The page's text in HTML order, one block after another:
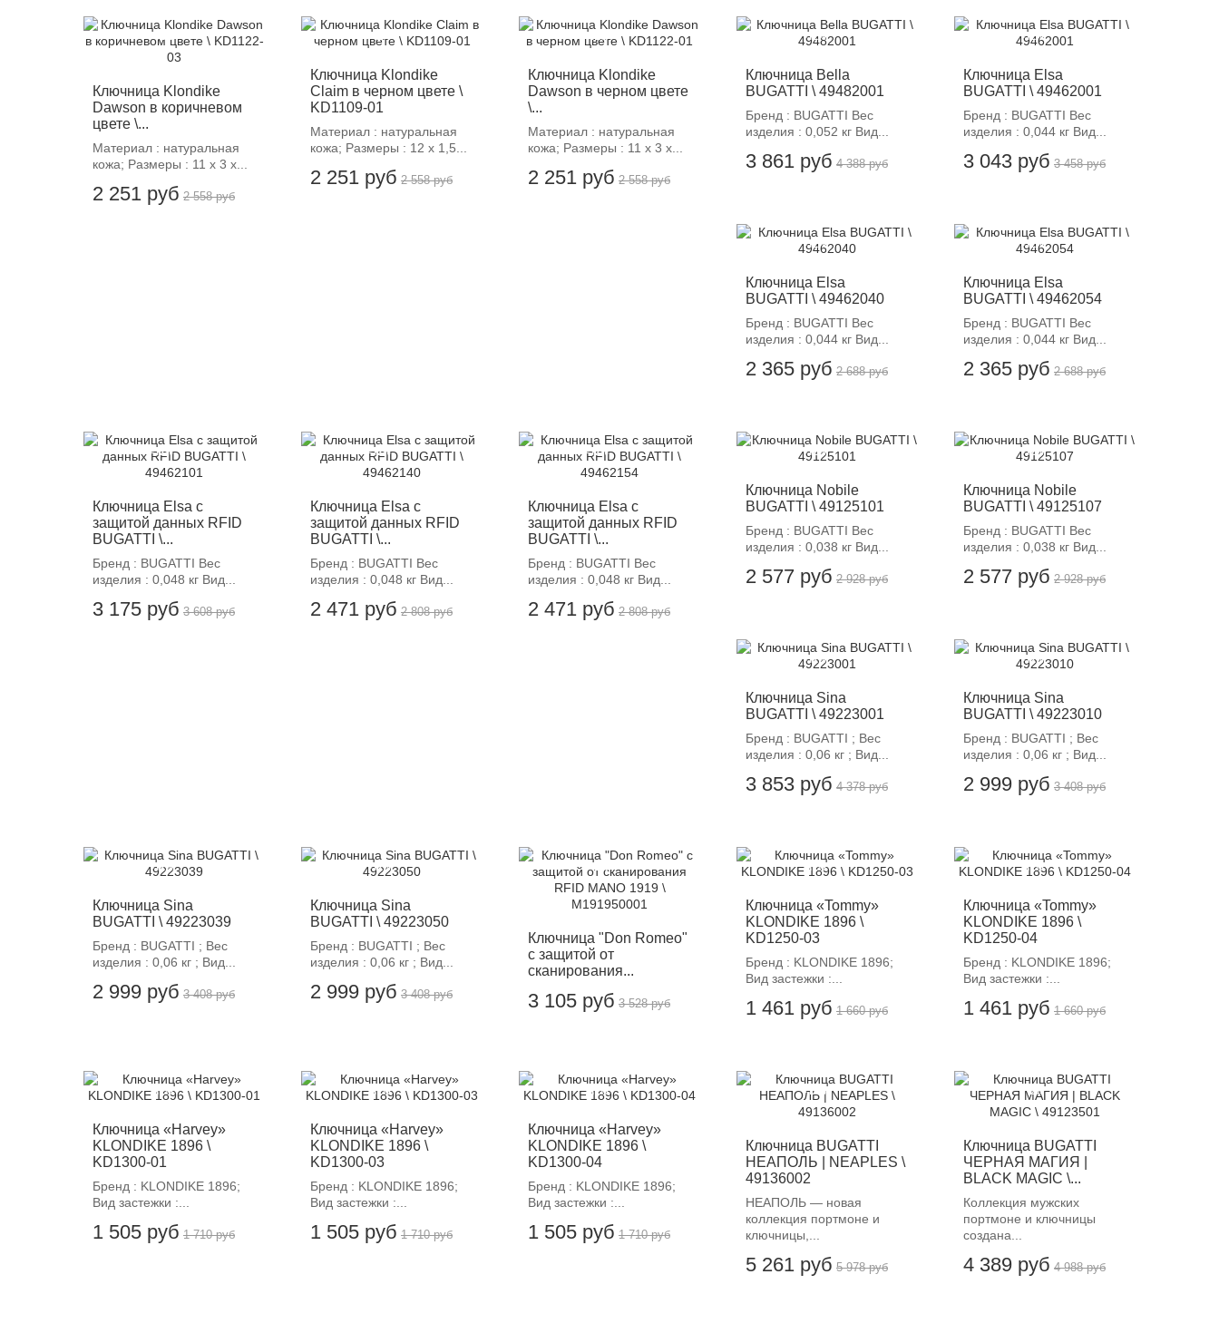
Ключница Klondike
Dawson в коричневом
цвете \...
Материал : натуральная
кожа; Размеры : 11 х 3 х...
2 251 руб
-12%
2 558 руб
Ключница Klondike
Claim в черном цвете \
KD1109-01
Материал : натуральная
кожа; Размеры : 12 х 1,5...
2 251 руб
-12%
2 558 руб
Ключница Klondike
Dawson в черном цвете
\...
Материал : натуральная
кожа; Размеры : 11 х 3 х...
2 251 руб
-12%
2 558 руб
Ключница Bella
BUGATTI \ 49482001
Бренд : BUGATTI Вес
изделия : 0,052 кг Вид...
3 861 руб
-12%
4 388 руб
Ключница Elsa
BUGATTI \ 49462001
Бренд : BUGATTI Вес
изделия : 0,044 кг Вид...
3 043 руб
-12%
3 458 руб
Ключница Elsa
BUGATTI \ 49462040
Бренд : BUGATTI Вес
изделия : 0,044 кг Вид...
2 365 руб
-12%
2 688 руб
Ключница Elsa
BUGATTI \ 49462054
Бренд : BUGATTI Вес
изделия : 0,044 кг Вид...
2 365 руб
-12%
2 688 руб
Ключница Elsa с
защитой данных RFID
BUGATTI \...
Бренд : BUGATTI Вес
изделия : 0,048 кг Вид...
3 175 руб
-12%
3 608 руб
Ключница Elsa с
защитой данных RFID
BUGATTI \...
Бренд : BUGATTI Вес
изделия : 0,048 кг Вид...
2 471 руб
-12%
2 808 руб
Ключница Elsa с
защитой данных RFID
BUGATTI \...
Бренд : BUGATTI Вес
изделия : 0,048 кг Вид...
2 471 руб
-12%
2 808 руб
Ключница Nobile
BUGATTI \ 49125101
Бренд : BUGATTI Вес
изделия : 0,038 кг Вид...
2 577 руб
-12%
2 928 руб
Ключница Nobile
BUGATTI \ 49125107
Бренд : BUGATTI Вес
изделия : 0,038 кг Вид...
2 577 руб
-12%
2 928 руб
Ключница Sina
BUGATTI \ 49223001
Бренд : BUGATTI ; Вес
изделия : 0,06 кг ; Вид...
3 853 руб
-12%
4 378 руб
Ключница Sina
BUGATTI \ 49223010
Бренд : BUGATTI ; Вес
изделия : 0,06 кг ; Вид...
2 999 руб
-12%
3 408 руб
Ключница Sina
BUGATTI \ 49223039
Бренд : BUGATTI ; Вес
изделия : 0,06 кг ; Вид...
2 999 руб
-12%
3 408 руб
Ключница Sina
BUGATTI \ 49223050
Бренд : BUGATTI ; Вес
изделия : 0,06 кг ; Вид...
2 999 руб
-12%
3 408 руб
Ключница "Don Romeo"
с защитой от
сканирования...
3 105 руб
-12%
3 528 руб
Ключница «Tommy»
KLONDIKE 1896 \
KD1250-03
Бренд : KLONDIKE 1896;
Вид застежки :...
1 461 руб
-12%
1 660 руб
Ключница «Tommy»
KLONDIKE 1896 \
KD1250-04
Бренд : KLONDIKE 1896;
Вид застежки :...
1 461 руб
-12%
1 660 руб
Ключница «Harvey»
KLONDIKE 1896 \
KD1300-01
Бренд : KLONDIKE 1896;
Вид застежки :...
1 505 руб
-12%
1 710 руб
Ключница «Harvey»
KLONDIKE 1896 \
KD1300-03
Бренд : KLONDIKE 1896;
Вид застежки :...
1 505 руб
-12%
1 710 руб
Ключница «Harvey»
KLONDIKE 1896 \
KD1300-04
Бренд : KLONDIKE 1896;
Вид застежки :...
1 505 руб
-12%
1 710 руб
Ключница BUGATTI
НЕАПОЛЬ | NEAPLES \
49136002
НЕАПОЛЬ — новая
коллекция портмоне и
ключницы,...
5 261 руб
-12%
5 978 руб
Ключница BUGATTI
ЧЕРНАЯ МАГИЯ |
BLACK MAGIC \...
Коллекция мужских
портмоне и ключницы
создана...
4 389 руб
-12%
4 988 руб